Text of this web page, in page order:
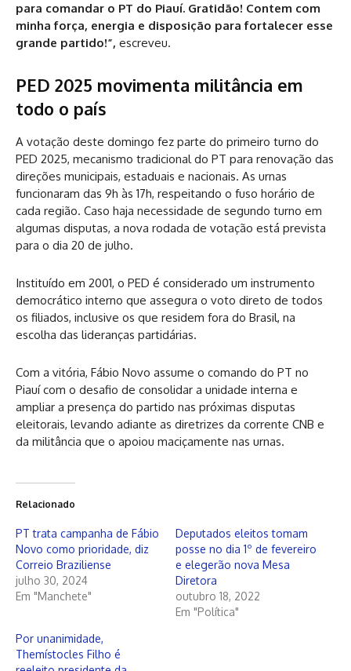
para comandar o PT do Piauí. Gratidão! Contem com
minha força, energia e disposição para fortalecer esse
grande partido!”, escreveu.
PED 2025 movimenta militância em
todo o país
A votação deste domingo fez parte do primeiro turno do
PED 2025, mecanismo tradicional do PT para renovação das
direções municipais, estaduais e nacionais. As urnas
funcionaram das 9h às 17h, respeitando o fuso horário de
cada região. Caso haja necessidade de segundo turno em
algumas disputas, a nova rodada de votação está prevista
para o dia 20 de julho.
Instituído em 2001, o PED é considerado um instrumento
democrático interno que assegura o voto direto de todos
os filiados, inclusive os que residem fora do Brasil, na
escolha das lideranças partidárias.
Com a vitória, Fábio Novo assume o comando do PT no
Piauí com o desafio de consolidar a unidade interna e
ampliar a presença do partido nas próximas disputas
eleitorais, levando adiante as diretrizes da corrente CNB e
da militância que o apoiou maciçamente nas urnas.
Relacionado
PT trata campanha de Fábio
Novo como prioridade, diz
Correio Braziliense
julho 30, 2024
Em "Manchete"
Deputados eleitos tomam
posse no dia 1º de fevereiro
e elegerão nova Mesa
Diretora
outubro 18, 2022
Em "Política"
Por unanimidade,
Themístocles Filho é